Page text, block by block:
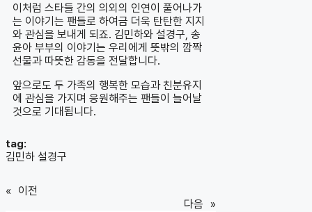
이처럼 스타들 간의 의외의 인연이 풀어나가
는 이야기는 팬들로 하여금 더욱 탄탄한 지지
와 관심을 보내게 되죠. 김민하와 설경구, 송
윤아 부부의 이야기는 우리에게 뜻밖의 깜짝
선물과 따뜻한 감동을 전달합니다.
앞으로도 두 가족의 행복한 모습과 친분유지
에 관심을 가지며 응원해주는 팬들이 늘어날
것으로 기대됩니다.
tag:
김민하 설경구
« 이전
다음 »